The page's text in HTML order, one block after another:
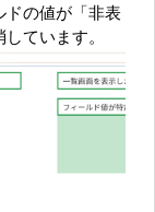
ドの値が「非表
ています。